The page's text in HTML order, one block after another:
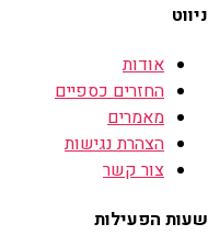
ניווט
אודות
החזרים כספיים
מאמרים
הצהרת נגישות
צור קשר
שעות הפעילות